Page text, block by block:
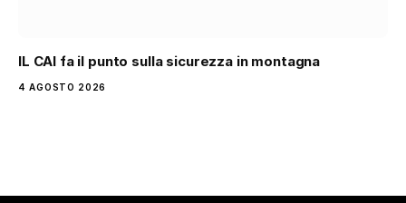
IL CAI fa il punto sulla sicurezza in montagna
4 AGOSTO 2026